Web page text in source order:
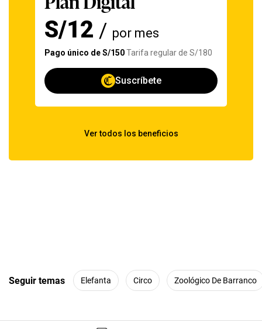
Seguir temas Elefanta Circo Zoológico De Barranco